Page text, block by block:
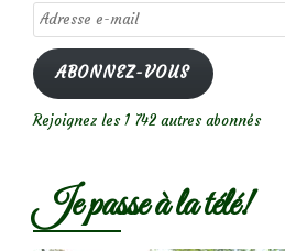
Adresse
e-
mail
ABONNEZ-VOUS
Rejoignez les 1 742 autres abonnés
Je passe à la télé!